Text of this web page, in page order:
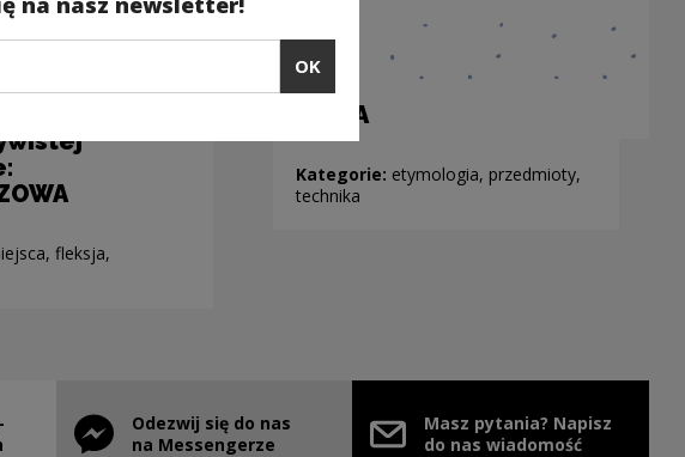
fleksja,
SZAFA
Kategorie: etymologia, przedmioty,
technika
new window
Odezwij się do nas
na Messengerze
Note, the link will open in a new window
Masz pytania? Napisz
do nas wiadomość
OK